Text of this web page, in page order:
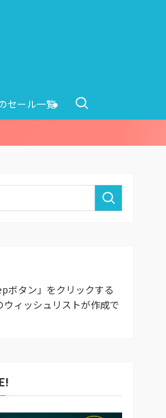
セール一覧
ボタン」をクリックする
ウィッシュリストが作成で